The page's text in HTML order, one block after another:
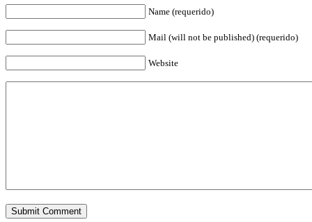
Name (requerido)
Mail (will not be published) (requerido)
Website